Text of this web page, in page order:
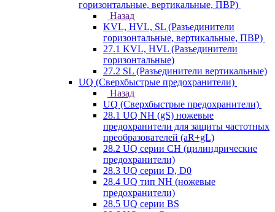
горизонтальные, вертикальные, ПВР)
Назад
KVL, HVL, SL (Разъединители
горизонтальные, вертикальные, ПВР)
27.1 KVL, HVL (Разъединители
горизонтальные)
27.2 SL (Разъединители вертикальные)
UQ (Сверхбыстрые предохранители)
Назад
UQ (Сверхбыстрые предохранители)
28.1 UQ NH (gS) ножевые
предохранители для защиты частотных
преобразователей (aR+gL)
28.2 UQ серии CH (цилиндрические
предохранители)
28.3 UQ серии D, D0
28.4 UQ тип NH (ножевые
предохранители)
28.5 UQ серии BS